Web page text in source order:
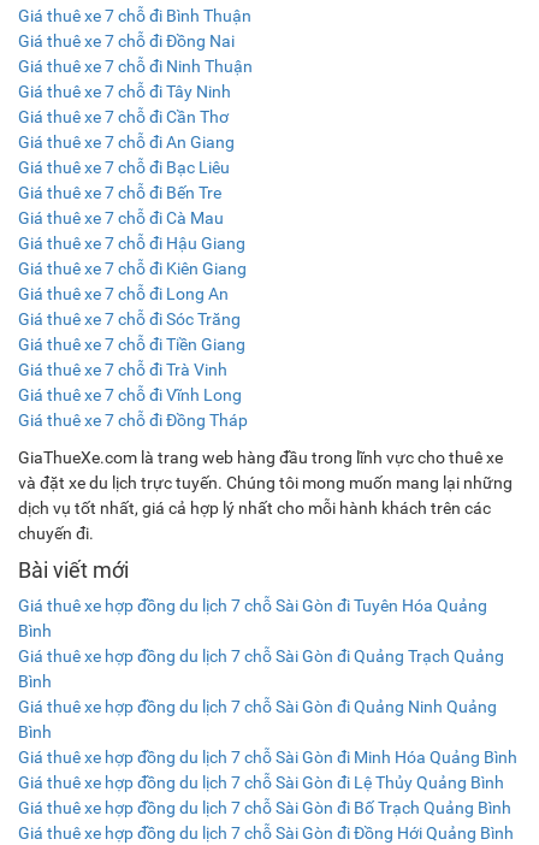
Giá thuê xe 7 chỗ đi Bình Thuận
Giá thuê xe 7 chỗ đi Đồng Nai
Giá thuê xe 7 chỗ đi Ninh Thuận
Giá thuê xe 7 chỗ đi Tây Ninh
Giá thuê xe 7 chỗ đi Cần Thơ
Giá thuê xe 7 chỗ đi An Giang
Giá thuê xe 7 chỗ đi Bạc Liêu
Giá thuê xe 7 chỗ đi Bến Tre
Giá thuê xe 7 chỗ đi Cà Mau
Giá thuê xe 7 chỗ đi Hậu Giang
Giá thuê xe 7 chỗ đi Kiên Giang
Giá thuê xe 7 chỗ đi Long An
Giá thuê xe 7 chỗ đi Sóc Trăng
Giá thuê xe 7 chỗ đi Tiền Giang
Giá thuê xe 7 chỗ đi Trà Vinh
Giá thuê xe 7 chỗ đi Vĩnh Long
Giá thuê xe 7 chỗ đi Đồng Tháp
GiaThueXe.com là trang web hàng đầu trong lĩnh vực cho thuê xe
và đặt xe du lịch trực tuyến. Chúng tôi mong muốn mang lại những
dịch vụ tốt nhất, giá cả hợp lý nhất cho mỗi hành khách trên các
chuyến đi.
Bài viết mới
Giá thuê xe hợp đồng du lịch 7 chỗ Sài Gòn đi Tuyên Hóa Quảng
Bình
Giá thuê xe hợp đồng du lịch 7 chỗ Sài Gòn đi Quảng Trạch Quảng
Bình
Giá thuê xe hợp đồng du lịch 7 chỗ Sài Gòn đi Quảng Ninh Quảng
Bình
Giá thuê xe hợp đồng du lịch 7 chỗ Sài Gòn đi Minh Hóa Quảng Bình
Giá thuê xe hợp đồng du lịch 7 chỗ Sài Gòn đi Lệ Thủy Quảng Bình
Giá thuê xe hợp đồng du lịch 7 chỗ Sài Gòn đi Bố Trạch Quảng Bình
Giá thuê xe hợp đồng du lịch 7 chỗ Sài Gòn đi Đồng Hới Quảng Bình